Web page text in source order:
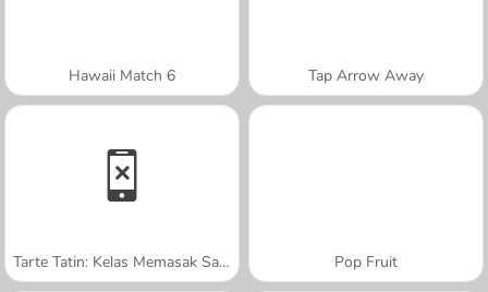
Hawaii Match 6 Tap Arrow Away
Tarte Tatin: Kelas Memasak Sara Pop Fruit